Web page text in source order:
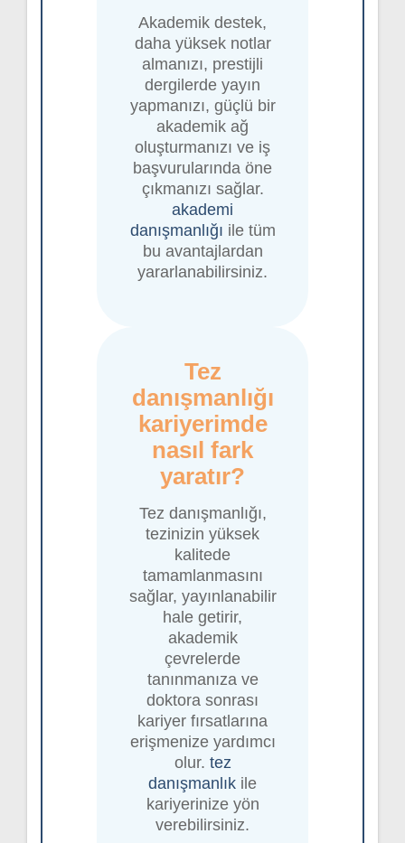
Akademik destek,
daha yüksek notlar
almanızı, prestijli
dergilerde yayın
yapmanızı, güçlü bir
akademik ağ
oluşturmanızı ve iş
başvurularında öne
çıkmanızı sağlar.
akademi
danışmanlığı ile tüm
bu avantajlardan
yararlanabilirsiniz.
Tez
danışmanlığı
kariyerimde
nasıl fark
yaratır?
Tez danışmanlığı,
tezinizin yüksek
kalitede
tamamlanmasını
sağlar, yayınlanabilir
hale getirir,
akademik
çevrelerde
tanınmanıza ve
doktora sonrası
kariyer fırsatlarına
erişmenize yardımcı
olur. tez
danışmanlık ile
kariyerinize yön
verebilirsiniz.